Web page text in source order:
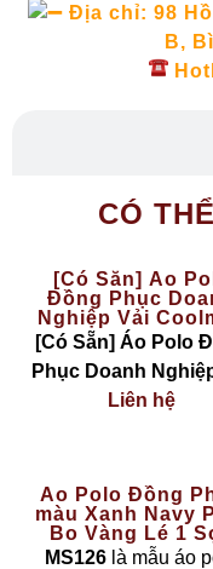
Địa chỉ: 98
B,
CÓ
[Có Sẵn] Áo
Đồng Phục
Nghiệp Vải
Màu Vàng – The
[Có Sẵn] Áo Polo
Phục Doanh
Coolmax Màu Vàng
nhóm cần đồng
nhanh chóng
đảm bảo sự
Liên hệ
Áo Polo Đồng
màu Xanh Navy
Bo Vàng Lé 1
MS126
MS126 là mẫu áo